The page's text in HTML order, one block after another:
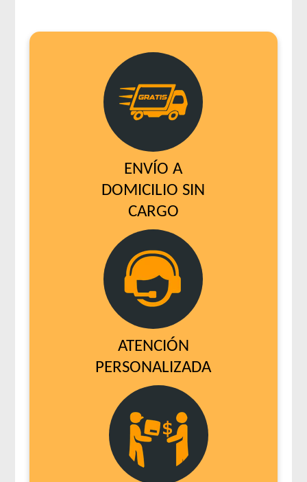
ENVÍO A
DOMICILIO SIN
CARGO
ATENCIÓN
PERSONALIZADA